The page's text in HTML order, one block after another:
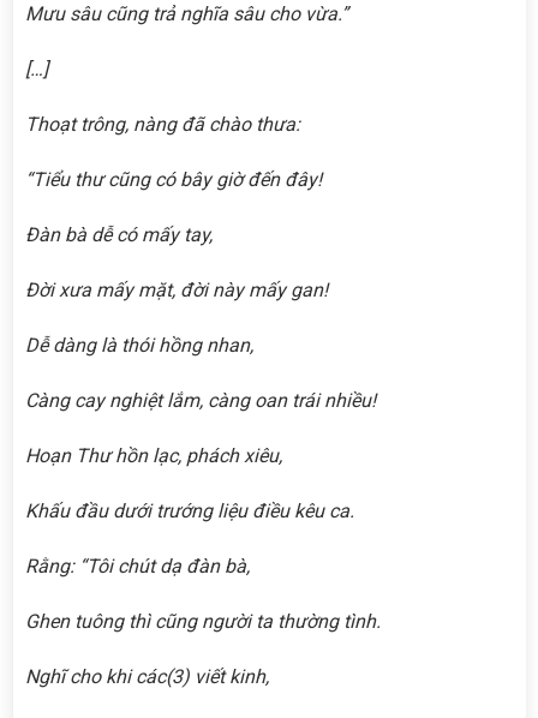
Mưu sâu cũng trả nghĩa sâu cho vừa.”
[…]
Thoạt trông, nàng đã chào thưa:
“Tiểu thư cũng có bây giờ đến đây!
Đàn bà dễ có mấy tay,
Đời xưa mấy mặt, đời này mấy gan!
Dễ dàng là thói hồng nhan,
Càng cay nghiệt lắm, càng oan trái nhiều!
Hoạn Thư hồn lạc, phách xiêu,
Khấu đầu dưới trướng liệu điều kêu ca.
Rằng: “Tôi chút dạ đàn bà,
Ghen tuông thì cũng người ta thường tình.
Nghĩ cho khi các(3) viết kinh,